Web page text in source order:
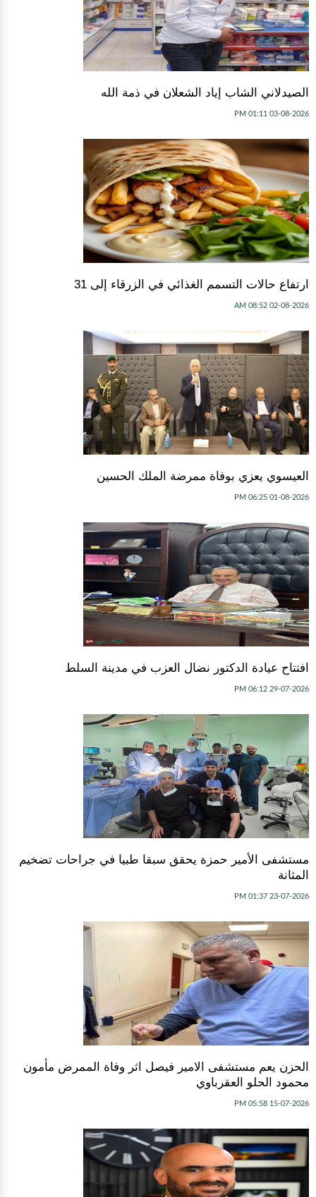
الصيدلاني الشاب إياد الشعلان في ذمة الله
03-08-2026 01:11 PM
ارتفاع حالات التسمم الغذائي في الزرقاء إلى 31
02-08-2026 08:52 AM
العيسوي يعزي بوفاة ممرضة الملك الحسين
01-08-2026 06:25 PM
افتتاح عيادة الدكتور نضال العزب في مدينة السلط
29-07-2026 06:12 PM
مستشفى الأمير حمزة يحقق سبقا طبيا في جراحات تضخيم
المثانة
23-07-2026 01:37 PM
الحزن يعم مستشفى الامير فيصل اثر وفاة الممرض مأمون
محمود الحلو العقرباوي
15-07-2026 05:58 PM